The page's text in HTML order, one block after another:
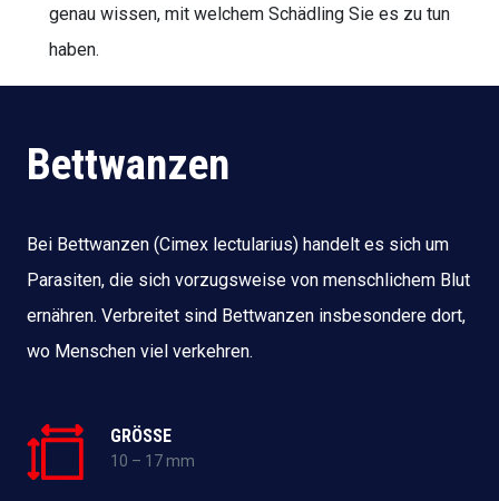
genau wissen, mit welchem Schädling Sie es zu tun
haben.
Bettwanzen
Bei Bettwanzen (Cimex lectularius) handelt es sich um
Parasiten, die sich vorzugsweise von menschlichem Blut
ernähren. Verbreitet sind Bettwanzen insbesondere dort,
wo Menschen viel verkehren.
GRÖSSE
10 – 17 mm